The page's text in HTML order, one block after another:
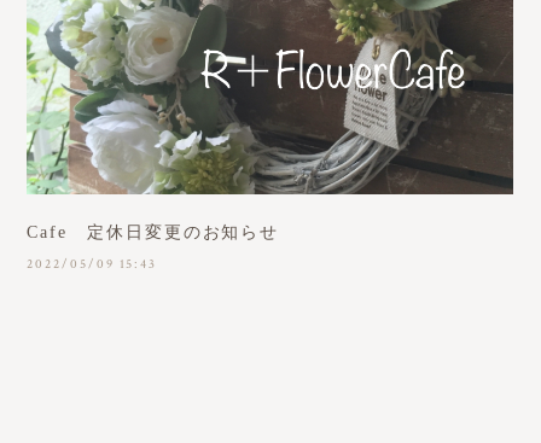
Cafe 定休日変更のお知らせ
2022/05/09 15:43